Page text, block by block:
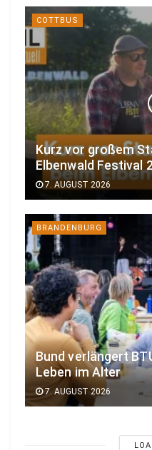
COTTBUS
Kurz vor großem
Elbenwald Festival
7. AUGUST 2026
BRANDENBURG
Bund verlängert
Leben im Alter
7. AUGUST 2026